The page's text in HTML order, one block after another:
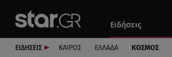
Ειδήσεις
Αυτοκίνητο
ΕΙΔΗΣΕΙΣ ΚΑΙΡΟΣ ΕΛΛΑΔΑ ΚΟΣΜΟΣ